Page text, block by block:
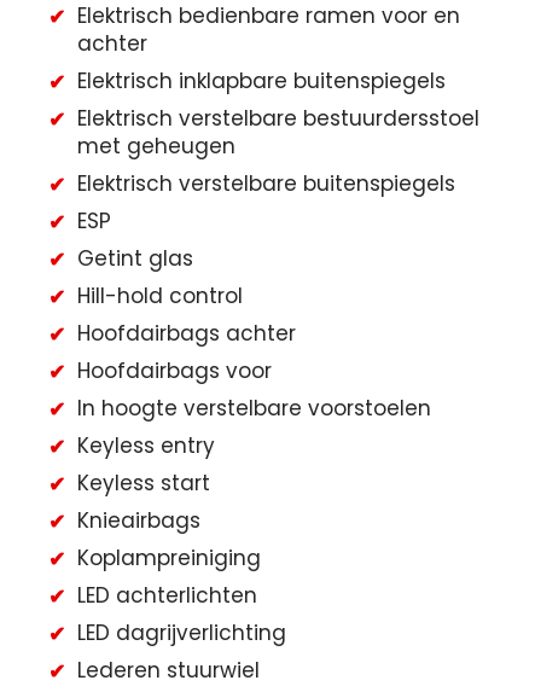
Elektrisch bedienbare ramen voor en
achter
Elektrisch inklapbare buitenspiegels
Elektrisch verstelbare bestuurdersstoel
met geheugen
Elektrisch verstelbare buitenspiegels
ESP
Getint glas
Hill-hold control
Hoofdairbags achter
Hoofdairbags voor
In hoogte verstelbare voorstoelen
Keyless entry
Keyless start
Knieairbags
Koplampreiniging
LED achterlichten
LED dagrijverlichting
Lederen stuurwiel